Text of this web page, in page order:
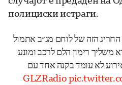
полициски истраги.
הזה של לוחם מג״ב אתמול
משליך רימון הלם לרכב ומונע
לא עומד בקנה אחד עם